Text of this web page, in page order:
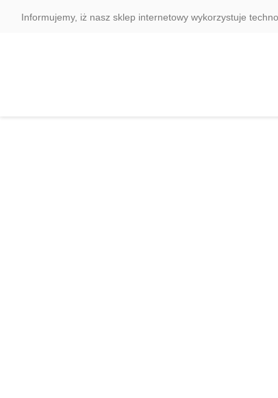
Informujemy, iż nasz sklep internetowy wykorzystuje
Zadzwoń do nas:+48 794 937 690